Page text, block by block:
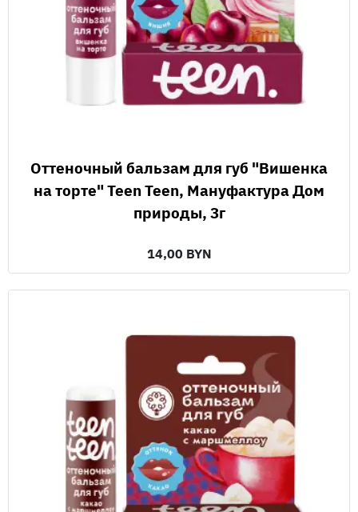
Оттеночный бальзам для губ "Вишенка
на торте" Teen Teen, Мануфактура Дом
природы, 3г
14,00 BYN